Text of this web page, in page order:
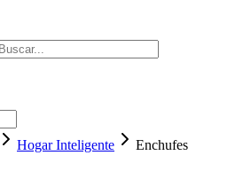
Hogar Inteligente
Enchufes